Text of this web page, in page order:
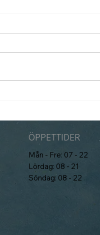
ÖPPETTIDER
Mån - Fre: 07 - 22
Lördag: 08 - 21
Söndag: 08 - 22